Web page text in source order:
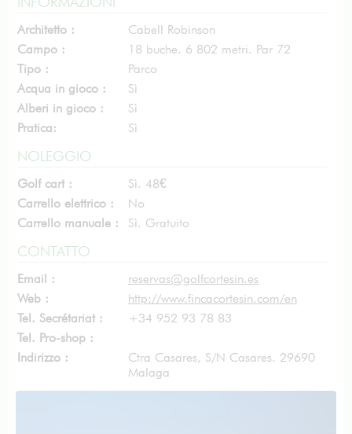
Architetto :
Cabell Robinson
Campo :
18 buche. 6 802 metri. Par 72
Tipo :
Parco
Acqua in gioco :
Sì
Alberi in gioco :
Sì
Pratica:
Sì
NOLEGGIO
Golf cart :
Sì. 48€
Carrello elettrico :
No
Carrello manuale :
Sì. Gratuito
CONTATTO
Email :
reservas@golfcortesin.es
Web :
http://www.fincacortesin.com/en
Tel. Secrétariat :
+34 952 93 78 83
Tel. Pro-shop :
Indirizzo :
Ctra Casares, S/N Casares. 29690
Malaga